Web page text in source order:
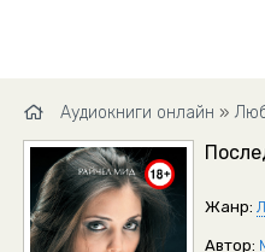
Аудиокниги онлайн »
Жанр:
Автор: